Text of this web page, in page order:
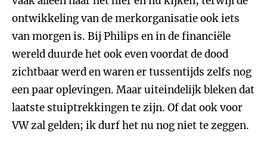
ontwikkeling van de merkorganisatie ook iets
van morgen is. Bij Philips en in de financiële
wereld duurde het ook even voordat de dood
zichtbaar werd en waren er tussentijds zelfs nog
een paar oplevingen. Maar uiteindelijk bleken dat
laatste stuiptrekkingen te zijn. Of dat ook voor
VW zal gelden; ik durf het nu nog niet te zeggen.